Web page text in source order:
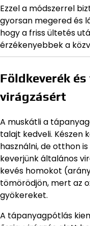
Ezzel a módszerrel
gyorsan megered és
hogy a friss ültetés
érzékenyebbek a
Földkeverék
virágzásért
A muskátli a
talajt kedveli. Készen
használni, de otthon
keverjünk általános
kevés homokot
tömörödjön, mert az
gyökereket.
A tápanyagpótlás